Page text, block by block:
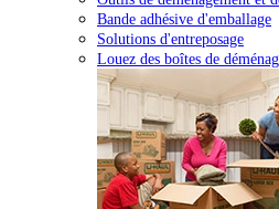
Bande adhésive d'emballage
Solutions d'entreposage
Louez des boîtes de